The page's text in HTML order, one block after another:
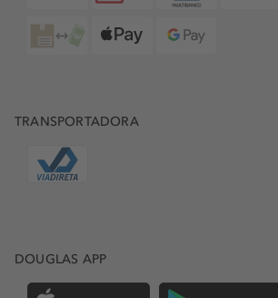
TRANSPORTADORA
DOUGLAS APP